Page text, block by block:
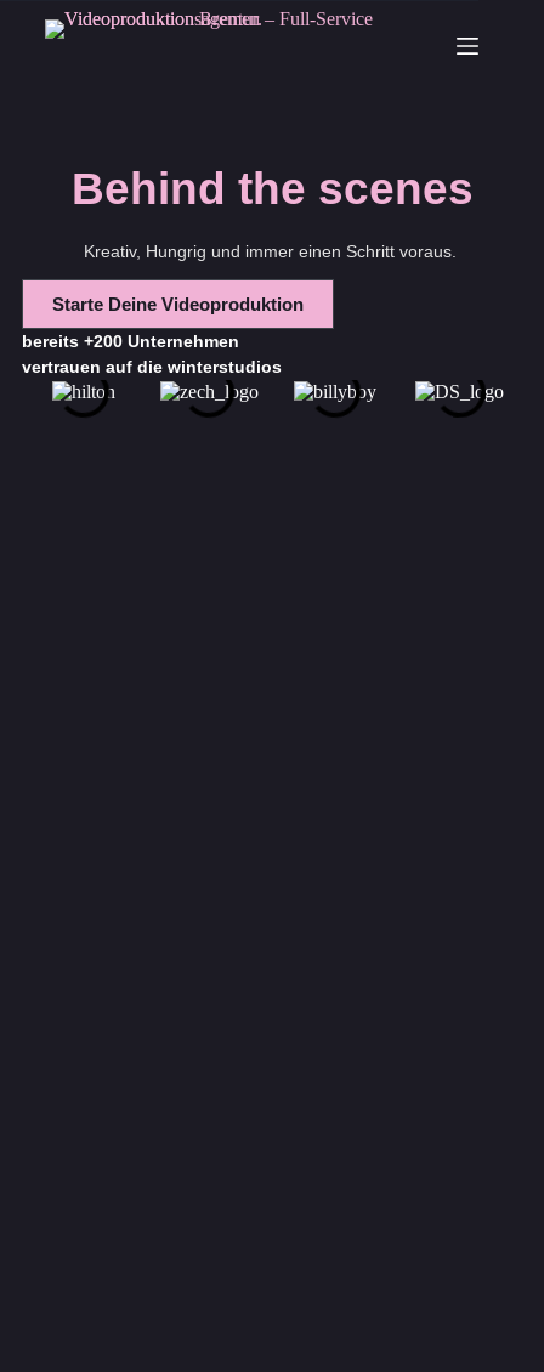
Behind the scenes
Kreativ, Hungrig und immer einen Schritt voraus.
Starte Deine Videoproduktion
bereits +200 Unternehmen
vertrauen auf die winterstudios